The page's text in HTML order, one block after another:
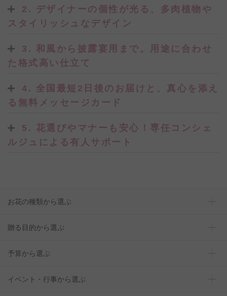
2. デザイナーの個性が光る、多肉植物や
スタイリッシュなデザイン
3. 和風から披露宴用まで。用途に合わせ
た格式高い仕立て
4. 全国最短2日後のお届けと、真心を添え
る無料メッセージカード
5. 花選びやマナーも安心！専任コンシェ
ルジュによる有人サポート
お花の種類から選ぶ
贈る目的から選ぶ
予算から選ぶ
イベント・行事から選ぶ